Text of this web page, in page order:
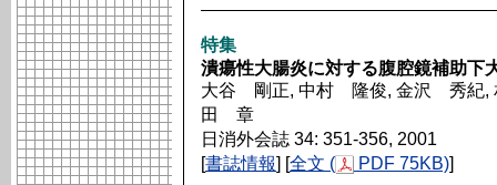
特集
潰瘍性大腸炎に対する腹腔鏡補助下
大谷 剛正, 中村 隆俊, 金沢 秀紀
田 章
日消外会誌 34: 351-356, 2001
[書誌情報] [全文 ( PDF 75KB)]